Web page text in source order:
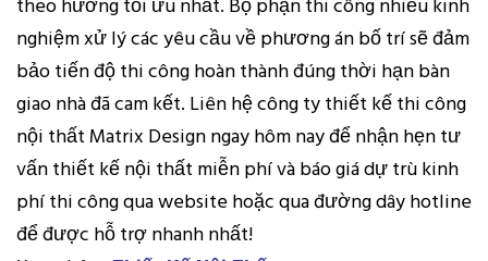
theo hướng tối ưu nhất. Bộ phận thi công nhiều kinh
nghiệm xử lý các yêu cầu về phương án bố trí sẽ đảm
bảo tiến độ thi công hoàn thành đúng thời hạn bàn
giao nhà đã cam kết. Liên hệ công ty thiết kế thi công
nội thất Matrix Design ngay hôm nay để nhận hẹn tư
vấn thiết kế nội thất miễn phí và báo giá dự trù kinh
phí thi công qua website hoặc qua đường dây hotline
để được hỗ trợ nhanh nhất!